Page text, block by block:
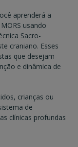
aprenderá a
usando
Sacro-
craniano. Esses
que desejam
e dinâmica de
crianças ou
de
clínicas profundas